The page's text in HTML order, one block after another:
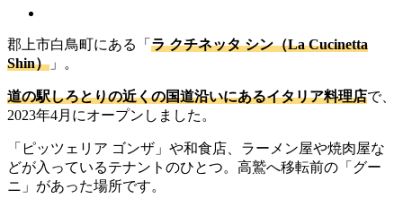
郡上市白鳥町にある「 ラ クチネッタ シン（La Cucinetta
Shin） 」。
道の駅しろとりの近くの国道沿いにあるイタリア料理店で、
2023年4月にオープンしました。
「ピッツェリア ゴンザ」や和食店、ラーメン屋や焼肉屋な
どが入っているテナントのひとつ。高鷲へ移転前の「グー
ニ」があった場所です。